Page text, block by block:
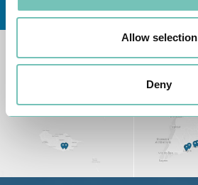
Allow selection
Deny